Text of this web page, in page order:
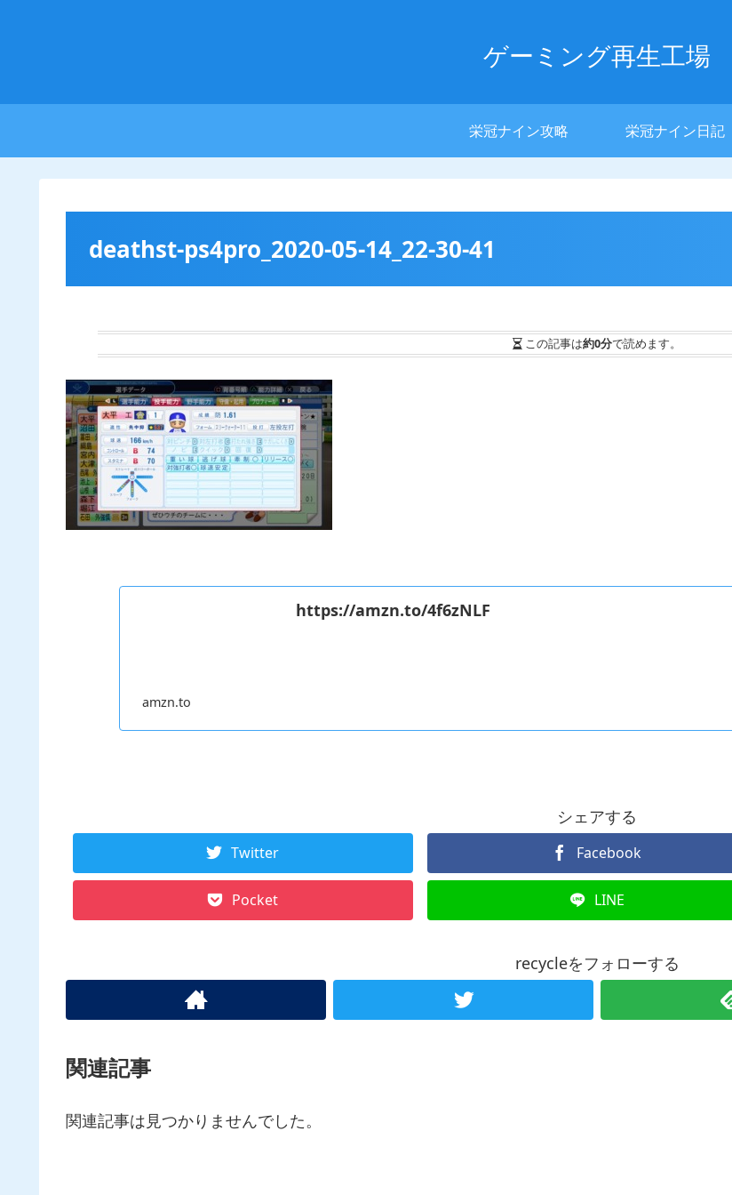
ゲーミング再生工場
栄冠ナイン攻略 栄冠ナイン日記
deathst-ps4pro_2020-05-14_22-30-41
この記事は約0分で読めます。
https://amzn.to/4f6zNLF
amzn.to
シェアする
Twitter Facebook
Pocket LINE
recycleをフォローする
関連記事
関連記事は見つかりませんでした。